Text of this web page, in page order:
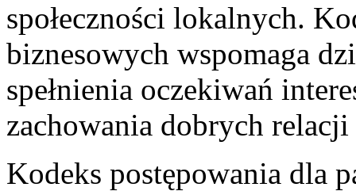
społeczności lokalnych.
biznesowych wspomaga
spełnienia oczekiwań
zachowania dobrych
Kodeks postępowania dla